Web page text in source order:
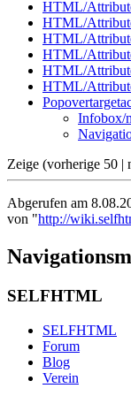
HTML/
HTML/
HTML/
HTML/
HTML/
HTML/
Infobox/
Zeige (vorherige 50 |
Abgerufen am
von "http://
SELFHTML
SELFHTML
Forum
Blog
Verein